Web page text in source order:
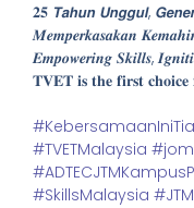
𝟐𝟓 𝙏𝙖𝙝𝙪𝙣 𝙐𝙣𝙜𝙜𝙪𝙡,
𝑴𝒆𝒎𝒑𝒆𝒓𝒌𝒂𝒔𝒂𝒌𝒂𝒏
𝑬𝒎𝒑𝒐𝒘𝒆𝒓𝒊𝒏𝒈 𝑺𝒌𝒊𝒍𝒍𝒔,
𝐓𝐕𝐄𝐓 𝐢𝐬 𝐭𝐡𝐞 𝐟𝐢𝐫𝐬𝐭 𝐜𝐡𝐨𝐢𝐜𝐞
#TVETMalaysia
#SkillsMalaysia #JTM